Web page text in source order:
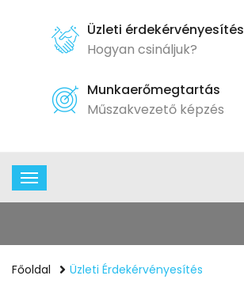
Üzleti érdekérvényesítés
Hogyan csináljuk?
Munkaerőmegtartás
Műszakvezető képzés
Főoldal Üzleti Érdekérvényesítés